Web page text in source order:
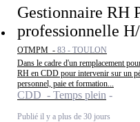
Gestionnaire RH
professionnelle
OTMPM - 83 - TOULON
Dans le cadre d'un remplacement
RH en CDD pour intervenir sur un
personnel, paie et formation...
CDD - Temps plein
Publié il y a plus de 30 jours